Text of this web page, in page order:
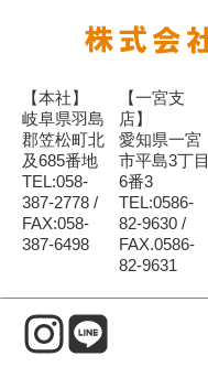
【本社】
岐阜県羽島
郡笠松町北
及685番地
TEL:058-
387-2778 /
FAX:058-
387-6498
【一宮支
店】
愛知県一宮
市平島3丁目
6番3
TEL:0586-
82-9630 /
FAX.0586-
82-9631